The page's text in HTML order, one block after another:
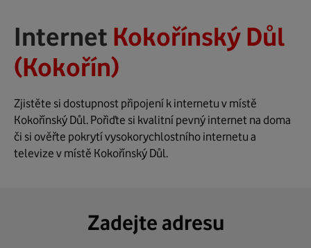
Internet Kokořínský Důl
(Kokořín)
Zjistěte si dostupnost připojení k internetu v místě
Kokořínský Důl. Pořiďte si kvalitní pevný internet na doma
či si ověřte pokrytí vysokorychlostního internetu a
televize v místě Kokořínský Důl.
Zadejte adresu